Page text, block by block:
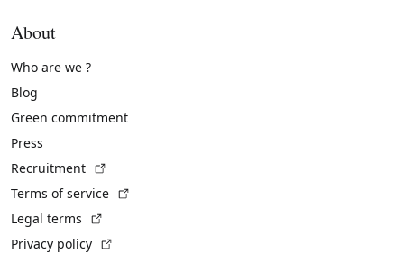
About
Who are we ?
Blog
Green commitment
Press
Recruitment
Terms of service
Legal terms
Privacy policy